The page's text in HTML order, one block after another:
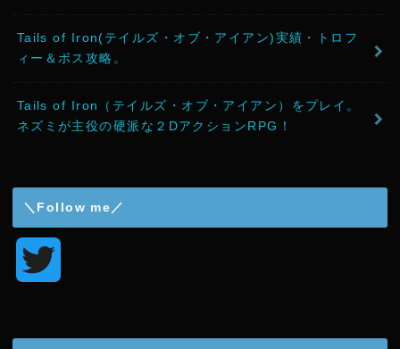
Tails of Iron(テイルズ・オブ・アイアン)実績・トロフ
ィー＆ボス攻略。
Tails of Iron（テイルズ・オブ・アイアン）をプレイ。
ネズミが主役の硬派な２DアクションRPG！
＼Follow me／